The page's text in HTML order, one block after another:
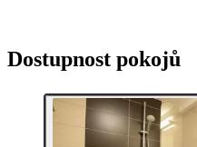
Dostupnost pokojů